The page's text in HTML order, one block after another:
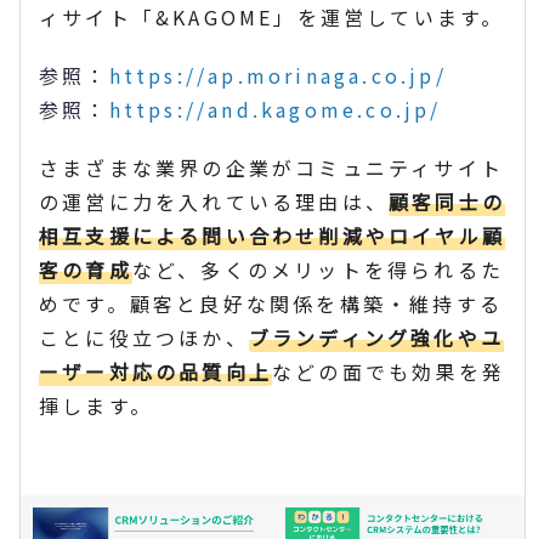
ィサイト「&KAGOME」を運営しています。
参照： https://ap.morinaga.co.jp/
参照： https://and.kagome.co.jp/
さまざまな業界の企業がコミュニティサイト
の運営に力を入れている理由は、 顧客同士の
相互支援による問い合わせ削減やロイヤル顧
客の育成など、多くのメリットを得られるた
めです。顧客と良好な関係を構築・維持する
ことに役立つほか、 ブランディング強化やユ
ーザー対応の品質向上などの面でも効果を発
揮します。